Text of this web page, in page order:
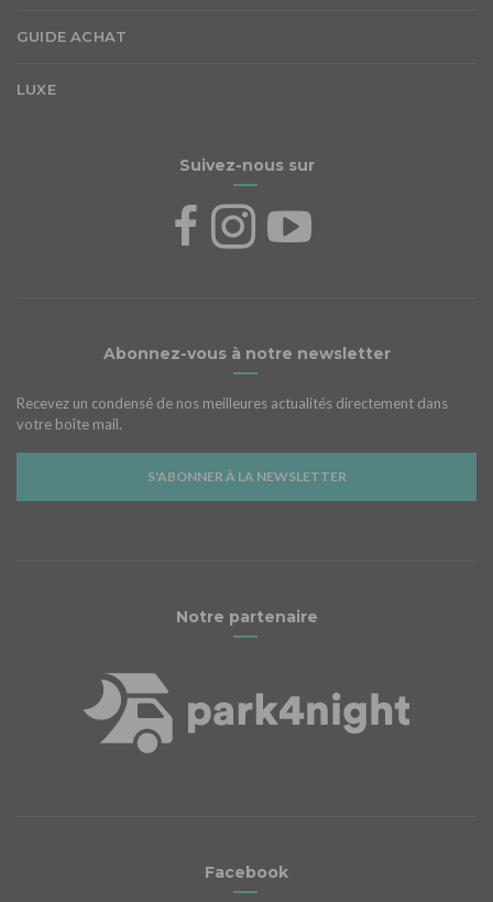
GUIDE ACHAT
LUXE
Suivez-nous sur
Abonnez-vous à notre newsletter
Recevez un condensé de nos meilleures actualités directement dans
votre boîte mail.
S'ABONNER À LA NEWSLETTER
Notre partenaire
Facebook